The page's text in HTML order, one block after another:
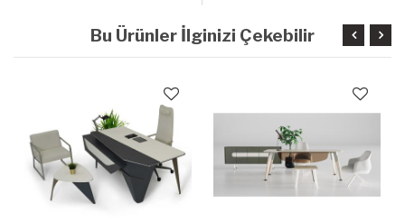
Bu Ürünler İlginizi Çekebilir